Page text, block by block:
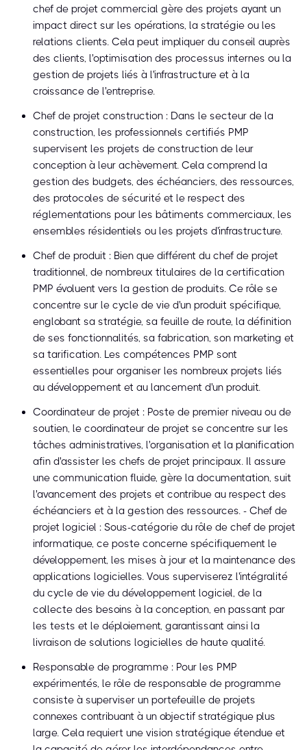
chef de projet commercial gère des projets ayant un
impact direct sur les opérations, la stratégie ou les
relations clients. Cela peut impliquer du conseil auprès
des clients, l'optimisation des processus internes ou la
gestion de projets liés à l'infrastructure et à la
croissance de l'entreprise.
Chef de projet construction : Dans le secteur de la
construction, les professionnels certifiés PMP
supervisent les projets de construction de leur
conception à leur achèvement. Cela comprend la
gestion des budgets, des échéanciers, des ressources,
des protocoles de sécurité et le respect des
réglementations pour les bâtiments commerciaux, les
ensembles résidentiels ou les projets d'infrastructure.
Chef de produit : Bien que différent du chef de projet
traditionnel, de nombreux titulaires de la certification
PMP évoluent vers la gestion de produits. Ce rôle se
concentre sur le cycle de vie d'un produit spécifique,
englobant sa stratégie, sa feuille de route, la définition
de ses fonctionnalités, sa fabrication, son marketing et
sa tarification. Les compétences PMP sont
essentielles pour organiser les nombreux projets liés
au développement et au lancement d'un produit.
Coordinateur de projet : Poste de premier niveau ou de
soutien, le coordinateur de projet se concentre sur les
tâches administratives, l'organisation et la planification
afin d'assister les chefs de projet principaux. Il assure
une communication fluide, gère la documentation, suit
l'avancement des projets et contribue au respect des
échéanciers et à la gestion des ressources. - Chef de
projet logiciel : Sous-catégorie du rôle de chef de projet
informatique, ce poste concerne spécifiquement le
développement, les mises à jour et la maintenance des
applications logicielles. Vous superviserez l'intégralité
du cycle de vie du développement logiciel, de la
collecte des besoins à la conception, en passant par
les tests et le déploiement, garantissant ainsi la
livraison de solutions logicielles de haute qualité.
Responsable de programme : Pour les PMP
expérimentés, le rôle de responsable de programme
consiste à superviser un portefeuille de projets
connexes contribuant à un objectif stratégique plus
large. Cela requiert une vision stratégique étendue et